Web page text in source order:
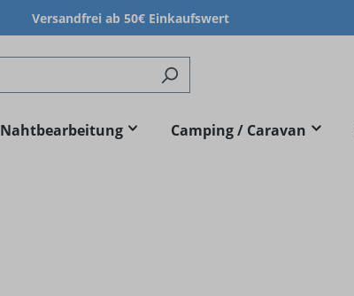
Versandfrei ab 50€ Einkaufswert
Nahtbearbeitung Camping / Caravan